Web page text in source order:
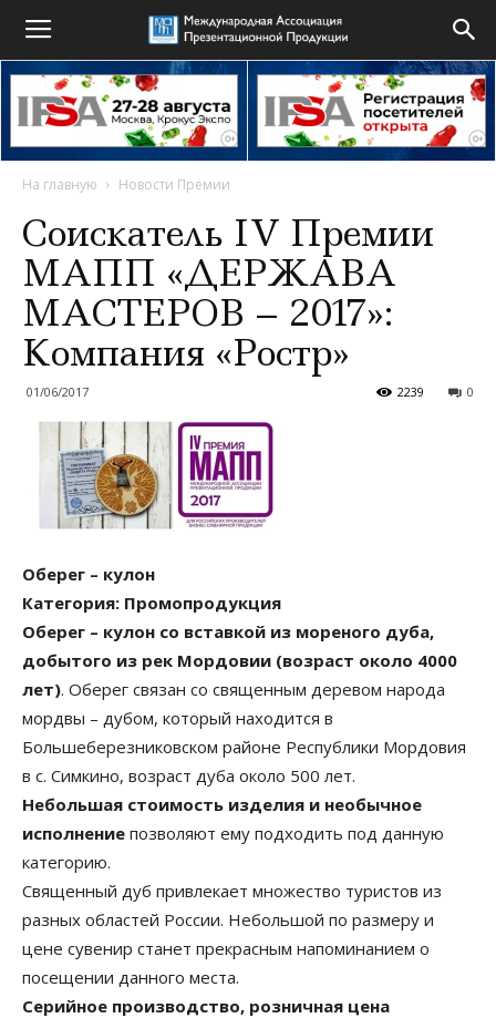
На главную Новости Премии
Соискатель IV Премии
МАПП «ДЕРЖАВА
МАСТЕРОВ – 2017»:
Компания «Ростр»
01/06/2017 0
2239
Оберег – кулон
Категория: Промопродукция
Оберег – кулон со вставкой из мореного дуба,
добытого из рек Мордовии (возраст около 4000
лет). Оберег связан со священным деревом народа
мордвы – дубом, который находится в
Большеберезниковском районе Республики Мордовия
в с. Симкино, возраст дуба около 500 лет.
Небольшая стоимость изделия и необычное
исполнение позволяют ему подходить под данную
категорию.
Священный дуб привлекает множество туристов из
разных областей России. Небольшой по размеру и
цене сувенир станет прекрасным напоминанием о
посещении данного места.
Серийное производство, розничная цена